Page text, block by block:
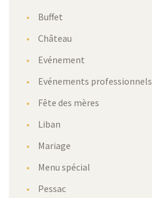
Buffet
Château
Evénement
Evénements professionnels
Fête des mères
Liban
Mariage
Menu spécial
Pessac